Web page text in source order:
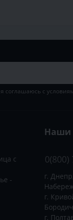
соглашаюсь с
с
-
Наши
0(800)
г.
г.
г.